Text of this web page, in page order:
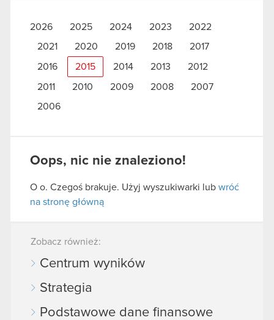
2026 2025 2024 2023
2022
2021
2020 2019 2018 2017
2016 2015 2014 2013 2012
2011 2010 2009 2008
2007
2006
Oops, nic nie znaleziono!
O o. Czegoś brakuje. Użyj wyszukiwarki lub wróć
na stronę główną
Zobacz również:
Centrum wyników
Strategia
Podstawowe dane finansowe